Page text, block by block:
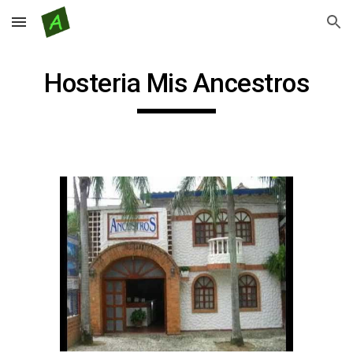
Skip to main content Skip to navigation
Hosteria Mis Ancestros